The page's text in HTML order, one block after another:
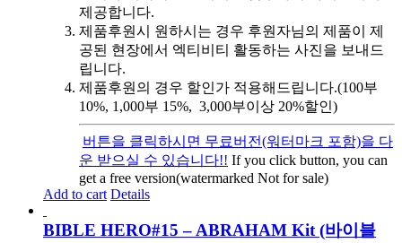
제공합니다.
제품후원시 원하시는 경우 후원자님의 제품이 제
공된 현장에서 엑티비티 활동하는 사진을 보내드
립니다.
제품후원의 경우 할인가 적용해드립니다.(100부
10%, 1,000부 15%, 3,000부이상 20%할인)
버튼을 클릭하시면 무료버전(워터마크 포함)을 다
운 받으실 수 있습니다!! If you click button, you can
get a free version(watermarked Not for sale)
Add to cart Details
BIBLE HERO#15 – ABRAHAM Kit (바이블